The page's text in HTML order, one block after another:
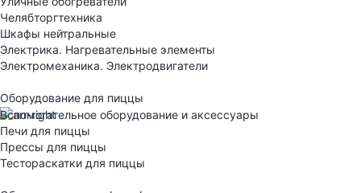
Челябторгтехника
Шкафы нейтральные
Электрика. Нагревательные элементы
Электромеханика. Электродвигатели
Оборудование для пиццы
Вспомогательное оборудование и аксессуары
Печи для пиццы
Прессы для пиццы
Тестораскатки для пиццы